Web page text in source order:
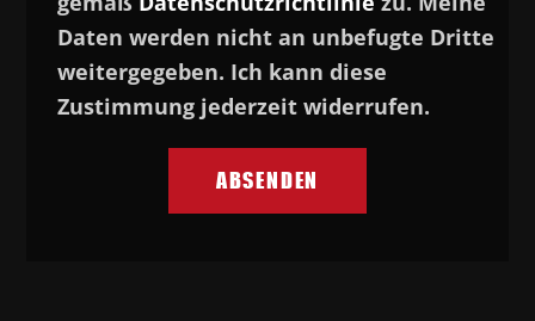
Daten werden nicht an unbefugte Dritte
weitergegeben. Ich kann diese
Zustimmung jederzeit widerrufen.